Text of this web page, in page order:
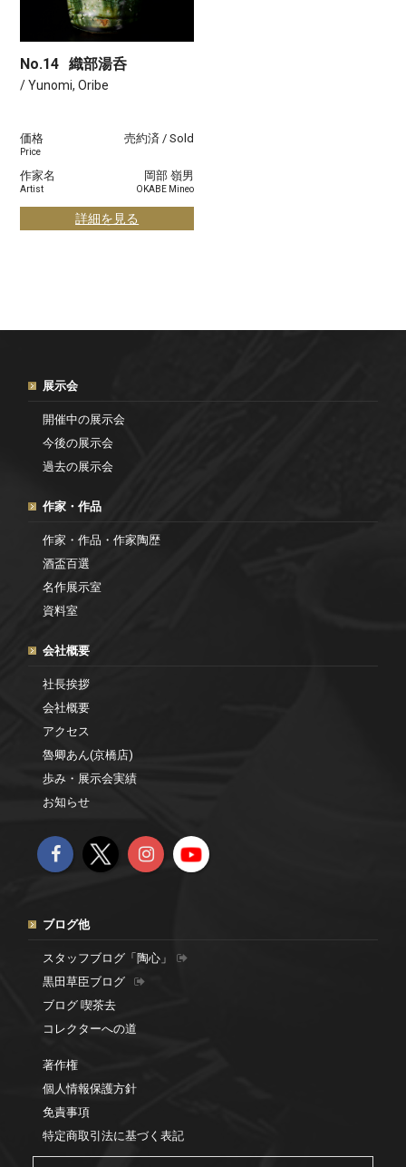
No.14 織部湯呑
/ Yunomi, Oribe
価格
Price
売約済 / Sold
作家名
Artist
岡部 嶺男
OKABE Mineo
詳細を見る
展示会
開催中の展示会
今後の展示会
過去の展示会
作家・作品
作家・作品・作家陶歴
酒盃百選
名作展示室
資料室
会社概要
社長挨拶
会社概要
アクセス
魯卿あん(京橋店)
歩み・展示会実績
お知らせ
ブログ他
スタッフブログ「陶心」
黒田草臣ブログ
ブログ 喫茶去
コレクターへの道
著作権
個人情報保護方針
免責事項
特定商取引法に基づく表記